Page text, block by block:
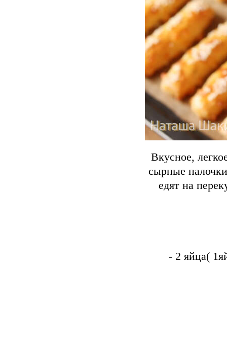
Вкусное,
сырные
едят на
- 2 яйца(